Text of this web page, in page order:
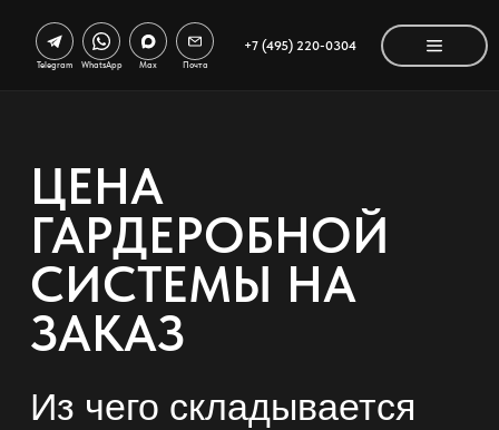
+7 (495) 220-0304
Telegram WhatsApp Max Почта
ЦЕНА
ГАРДЕРОБНОЙ
СИСТЕМЫ НА
ЗАКАЗ
Из чего складывается